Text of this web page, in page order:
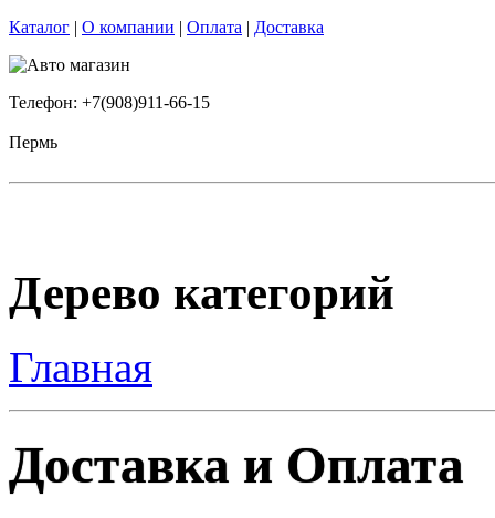
Каталог | О компании | Оплата | Доставка
Телефон: +7(908)911-66-15
Пермь
Дерево категорий
Главная
Доставка и Оплата